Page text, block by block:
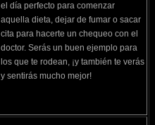
el día perfecto para comenzar
aquella dieta, dejar de fumar o sacar
cita para hacerte un chequeo con el
doctor. Serás un buen ejemplo para
los que te rodean, ¡y también te verás
y sentirás mucho mejor!